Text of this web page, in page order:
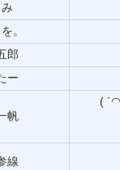
。
郎
ー
帆
(
線